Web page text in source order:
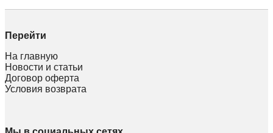
Перейти
На главную
Новости и статьи
Договор оферта
Условия возврата